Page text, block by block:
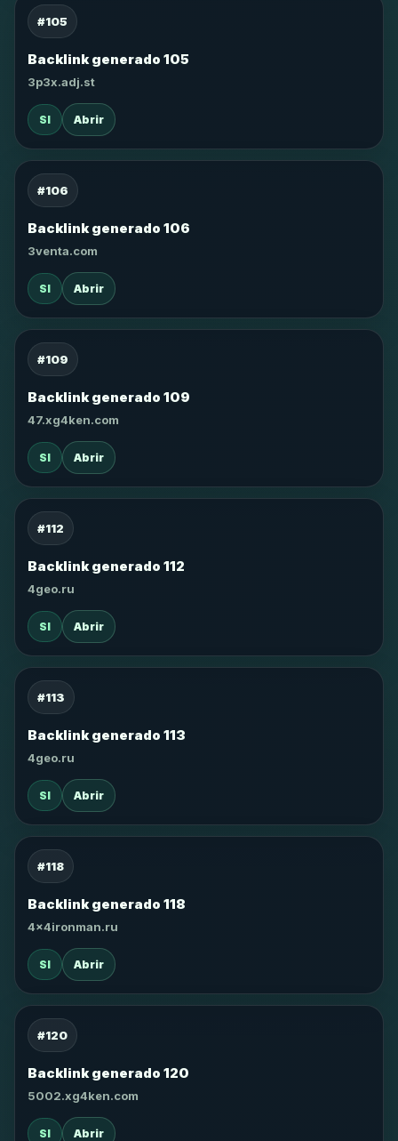
#105
Backlink generado 105
3p3x.adj.st
SI Abrir
#106
Backlink generado 106
3venta.com
SI Abrir
#109
Backlink generado 109
47.xg4ken.com
SI Abrir
#112
Backlink generado 112
4geo.ru
SI Abrir
#113
Backlink generado 113
4geo.ru
SI Abrir
#118
Backlink generado 118
4x4ironman.ru
SI Abrir
#120
Backlink generado 120
5002.xg4ken.com
SI Abrir